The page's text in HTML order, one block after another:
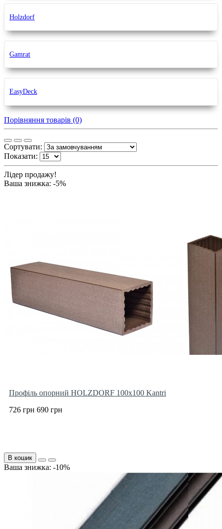
Holzdorf
Gamrat
EasyDeck
Порівняння товарів (0)
Сортувати:
Показати:
Лідер продажу!
Ваша знижка: -5%
Профіль опорний HOLZDORF 100х100 Kantri
726 грн 690 грн
В кошик
Ваша знижка: -10%